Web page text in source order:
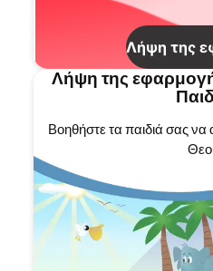
Λήψη της
Λήψη της
Βοηθήστε τα παιδιά σας